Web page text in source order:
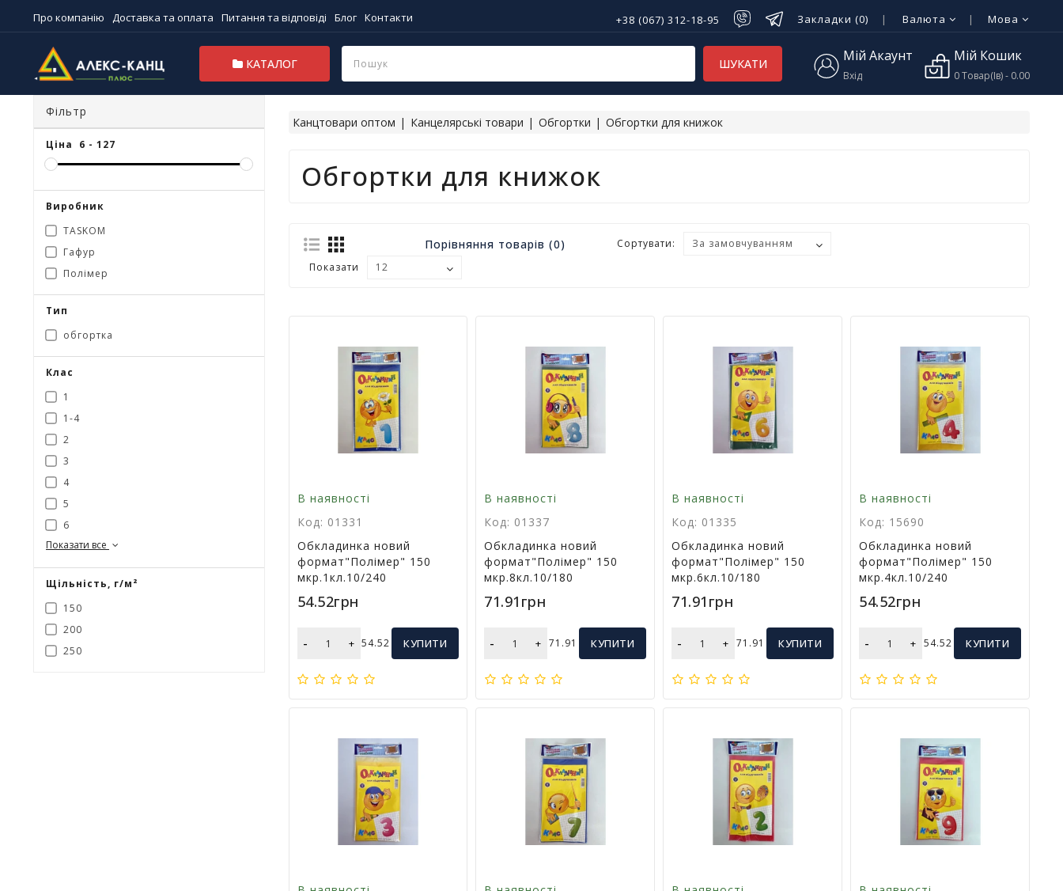
Про компанію Доставка та оплата Питання та відповіді Блог Контакти +38 (067) 312-18-95 Закладки (0) Валюта Мова
КАТАЛОГ ШУКАТИ Мій Акаунт
Вхід
Мій Кошик
0 Товар(ів) - 0.00
Фільтр
Ціна 6 - 127
Виробник
TASKOM
Гафур
Полімер
Тип
обгортка
Клас
1
1-4
2
3
4
5
6
Показати все
Щільність, г/м²
150
200
250
Канцтовари оптом Канцелярські товари Обгортки Обгортки для книжок
Обгортки для книжок
Порівняння товарів (0)
Сортувати:
Показати
В наявності
Код: 01331
Обкладинка новий
формат"Полімер" 150
мкр.1кл.10/240
54.52грн
- + 54.52 КУПИТИ
В наявності
Код: 01337
Обкладинка новий
формат"Полімер" 150
мкр.8кл.10/180
71.91грн
- + 71.91 КУПИТИ
В наявності
Код: 01335
Обкладинка новий
формат"Полімер" 150
мкр.6кл.10/180
71.91грн
- + 71.91 КУПИТИ
В наявності
Код: 15690
Обкладинка новий
формат"Полімер" 150
мкр.4кл.10/240
54.52грн
- + 54.52 КУПИТИ